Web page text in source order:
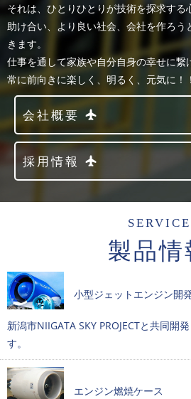
それは、ひとりひとりが技術を探求する
助け合い、より良い社会、会社を作ろう
きます。
仕事を通して家族や自分自身の幸せに繋
常に前向きに楽しく、明るく、元気に！！
会社概要
採用情報
SERVICE
製品情
小型ジェットエンジン開
新潟市NIIGATA SKY PROJECTと共同開
す。
エンジン燃焼ケース